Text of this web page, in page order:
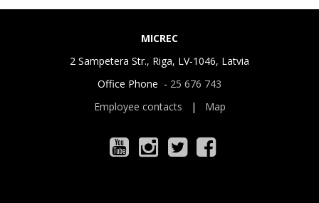
MICREC
2 Sampetera Str., Riga, LV-1046, Latvia
Office Phone - 25 676 743
Employee contacts | Map